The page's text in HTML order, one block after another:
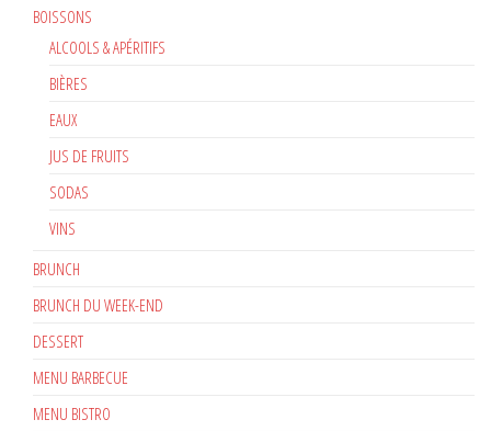
BOISSONS
ALCOOLS & APÉRITIFS
BIÈRES
EAUX
JUS DE FRUITS
SODAS
VINS
BRUNCH
BRUNCH DU WEEK-END
DESSERT
MENU BARBECUE
MENU BISTRO